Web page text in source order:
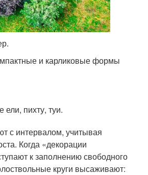
и карликовые формы
ели, пихту, туи.
с интервалом, учитывая
Когда «декорации
к заполнению свободного
круги высаживают: